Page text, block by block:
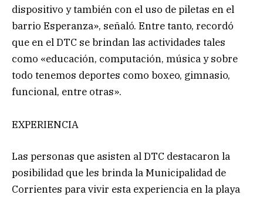
dispositivo y también con el uso de piletas en el
barrio Esperanza», señaló. Entre tanto, recordó
que en el DTC se brindan las actividades tales
como «educación, computación, música y sobre
todo tenemos deportes como boxeo, gimnasio,
funcional, entre otras».
EXPERIENCIA
Las personas que asisten al DTC destacaron la
posibilidad que les brinda la Municipalidad de
Corrientes para vivir esta experiencia en la playa